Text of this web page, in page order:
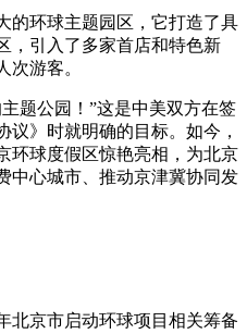
环球主题园区，它打造了具
，引入了多家首店和特色新
次游客。
公园！”这是中美双方在签
议》时就明确的目标。如今，
环球度假区惊艳亮相，为北京
中心城市、推动京津冀协同发
京市启动环球项目相关筹备